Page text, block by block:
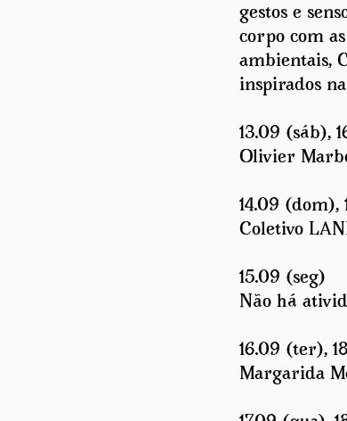
gestos e
corpo com
ambientais,
inspirados
13.09 (sáb),
Olivier
14.09 (dom),
Coletivo
15.09 (seg)
Não há
16.09 (ter),
Margarida